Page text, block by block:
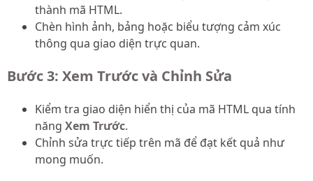
thành mã HTML.
Chèn hình ảnh, bảng hoặc biểu tượng cảm xúc
thông qua giao diện trực quan.
Bước 3: Xem Trước và Chỉnh Sửa
Kiểm tra giao diện hiển thị của mã HTML qua tính
năng Xem Trước.
Chỉnh sửa trực tiếp trên mã để đạt kết quả như
mong muốn.